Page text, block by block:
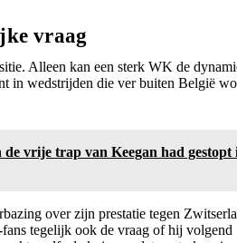
vraag
Alleen kan een sterk WK de
in wedstrijden die ver buiten België
vrije trap van Keegan had gestopt
over zijn prestatie tegen
tegelijk ook de vraag of hij volgend